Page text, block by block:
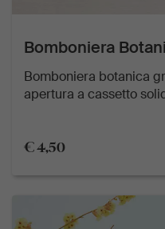
Bomboniera
Bomboniera botanica
apertura a cassetto
€ 4,50